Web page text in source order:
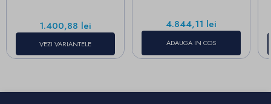
Pret
1.400,88 lei
VEZI VARIANTELE
Pret
4.844,11 lei
ADAUGA IN COS